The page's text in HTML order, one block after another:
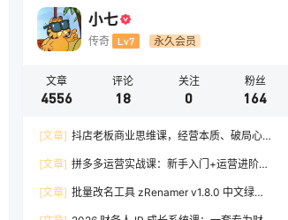
小七
传奇 Lv7 永久会员
文章
4556
评论
18
关注
0
粉丝
164
[文章] 抖店老板商业思维课，经营本质、破局心
增
[文章] 拼多多运营实战课：新手入门+运营进阶、
出百单
[文章] 批量改名工具 zRenamer v1.8.0 中文绿色